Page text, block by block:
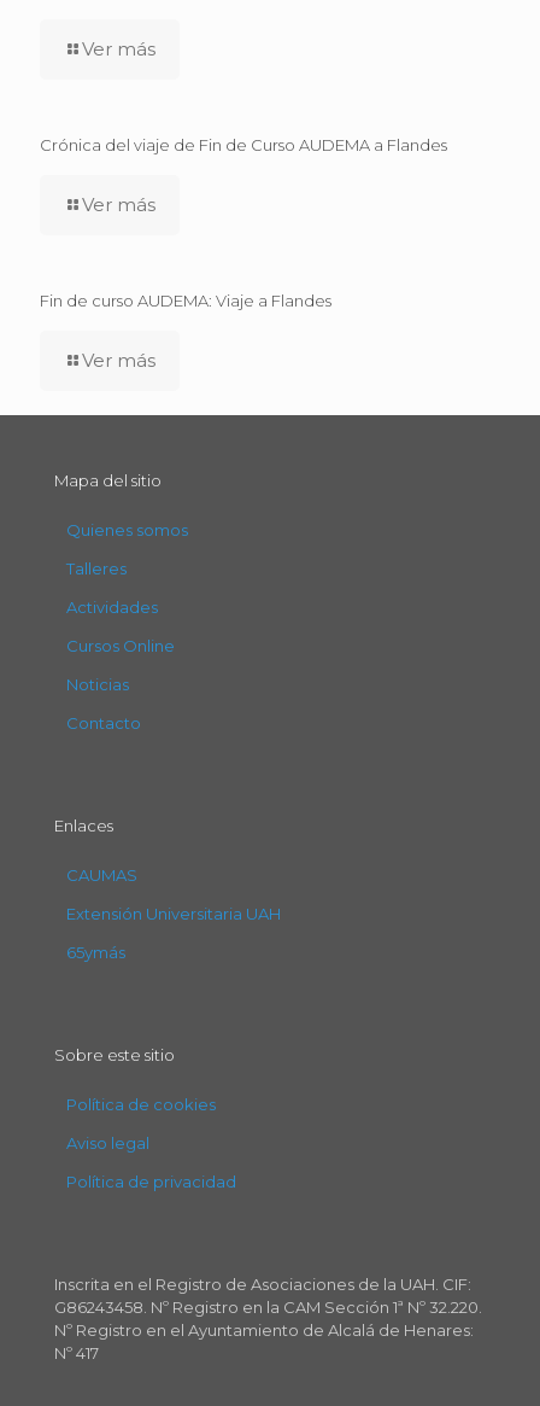
Ver más
Crónica del viaje de Fin de Curso AUDEMA a Flandes
Ver más
Fin de curso AUDEMA: Viaje a Flandes
Ver más
Mapa del sitio
Quienes somos
Talleres
Actividades
Cursos Online
Noticias
Contacto
Enlaces
CAUMAS
Extensión Universitaria UAH
65ymás
Sobre este sitio
Política de cookies
Aviso legal
Política de privacidad
Inscrita en el Registro de Asociaciones de la UAH. CIF:
G86243458. Nº Registro en la CAM Sección 1ª Nº 32.220.
Nº Registro en el Ayuntamiento de Alcalá de Henares:
Nº 417